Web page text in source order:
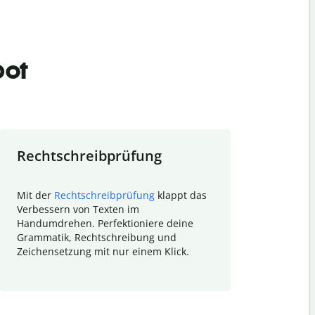
Rechtschreibprüfung
Mit der Rechtschreibprüfung klappt das
Verbessern von Texten im
Handumdrehen. Perfektioniere deine
Grammatik, Rechtschreibung und
Zeichensetzung mit nur einem Klick.